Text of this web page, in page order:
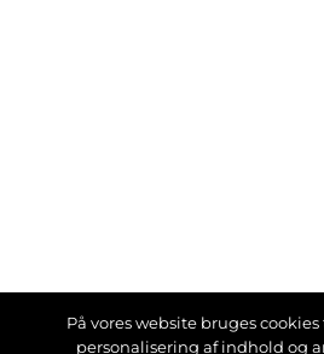
På vores website bruges
personalisering af indhold og